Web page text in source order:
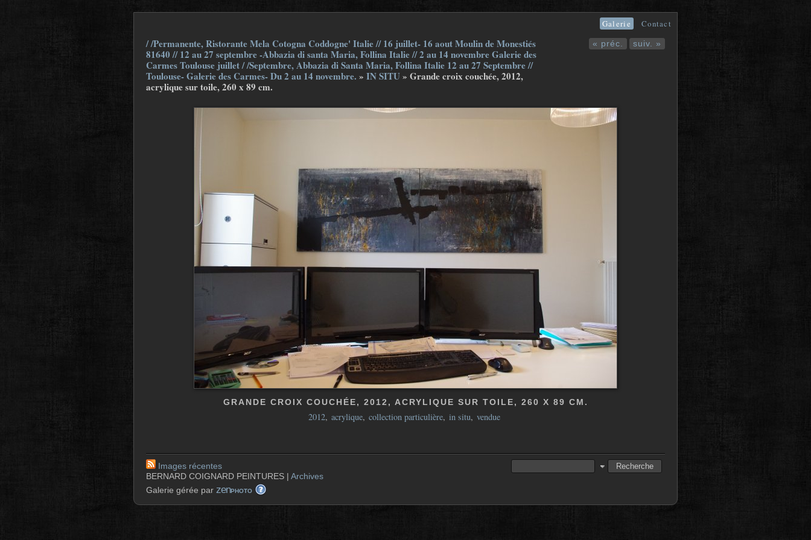
Galerie Contact
« préc. suiv. »
/ /Permanente, Ristorante Mela Cotogna Coddogne' Italie // 16 juillet- 16 aout Moulin de Monestiés
81640 // 12 au 27 septembre -Abbazia di santa Maria, Follina Italie // 2 au 14 novembre Galerie des
Carmes Toulouse juillet / /Septembre, Abbazia di Santa Maria, Follina Italie 12 au 27 Septembre //
Toulouse- Galerie des Carmes- Du 2 au 14 novembre. » IN SITU» Grande croix couchée, 2012,
acrylique sur toile, 260 x 89 cm.
GRANDE CROIX COUCHÉE, 2012, ACRYLIQUE SUR TOILE, 260 X 89 CM.
2012, acrylique, collection particulière, in situ, vendue
Images récentes
BERNARD COIGNARD PEINTURES | Archives
Galerie gérée par zenPHOTO